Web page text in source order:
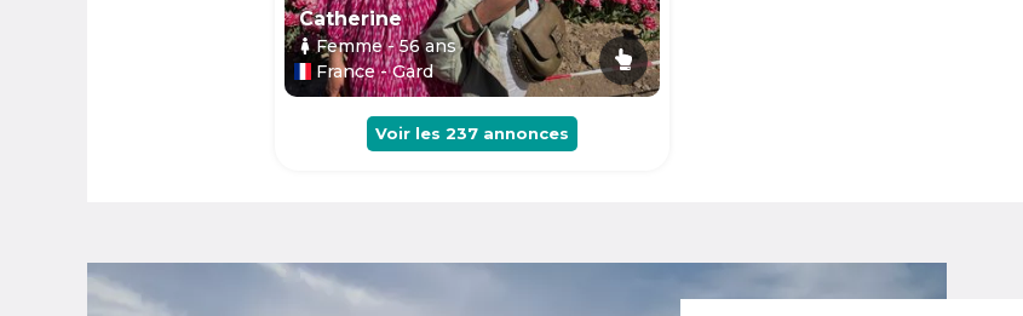
Catherine
Femme- 56ans
France - Gard
Voir les 237 annonces